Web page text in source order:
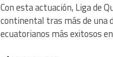
Con esta actuación, Liga de
continental tras más de una
ecuatorianos más exitosos